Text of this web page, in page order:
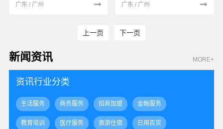
广东 / 广州 广东 / 广州
上一页 下一页
新闻资讯 MORE+
资讯行业分类
生活服务 商务服务 招商加盟 金融服务
教育培训 医疗服务 旅游住宿 日用百货